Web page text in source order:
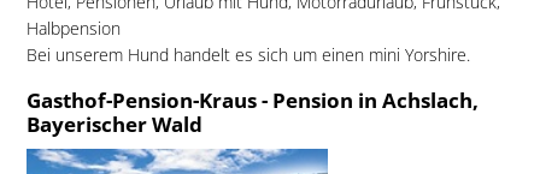
Halbpension
Bei unserem Hund handelt es sich um einen mini Yorshire.
Gasthof-Pension-Kraus - Pension in Achslach,
Bayerischer Wald